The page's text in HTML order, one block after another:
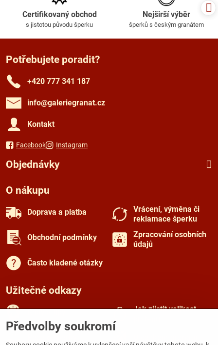
Certifikovaný obchod
s jistotou původu šperku
Nejširší výběr
šperků s českým granátem
Potřebujete poradit?
+420 777 341 187
info​@galeriegranat​.cz
Kontakt
Facebook Instagram
Objednávky
O nákupu
Doprava a platba
Vrácení, výměna či
reklamace šperku
Obchodní podmínky
Zpracování osobních
údajů
Často kladené otázky
Užitečné odkazy
Jak zjistit velikost
Předvolby soukromí